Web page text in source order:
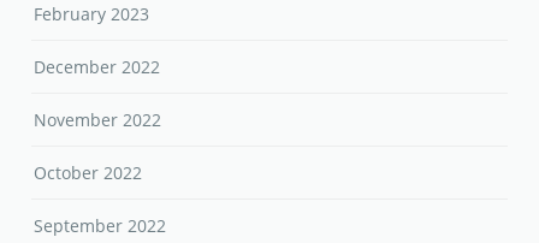
February 2023
December 2022
November 2022
October 2022
September 2022